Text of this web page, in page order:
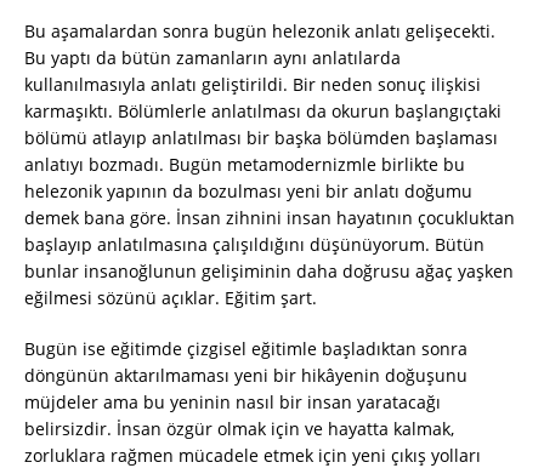
Bu aşamalardan sonra bugün helezonik anlatı gelişecekti.
Bu yaptı da bütün zamanların aynı anlatılarda
kullanılmasıyla anlatı geliştirildi. Bir neden sonuç ilişkisi
karmaşıktı. Bölümlerle anlatılması da okurun başlangıçtaki
bölümü atlayıp anlatılması bir başka bölümden başlaması
anlatıyı bozmadı. Bugün metamodernizmle birlikte bu
helezonik yapının da bozulması yeni bir anlatı doğumu
demek bana göre. İnsan zihnini insan hayatının çocukluktan
başlayıp anlatılmasına çalışıldığını düşünüyorum. Bütün
bunlar insanoğlunun gelişiminin daha doğrusu ağaç yaşken
eğilmesi sözünü açıklar. Eğitim şart.
Bugün ise eğitimde çizgisel eğitimle başladıktan sonra
döngünün aktarılmaması yeni bir hikâyenin doğuşunu
müjdeler ama bu yeninin nasıl bir insan yaratacağı
belirsizdir. İnsan özgür olmak için ve hayatta kalmak,
zorluklara rağmen mücadele etmek için yeni çıkış yolları